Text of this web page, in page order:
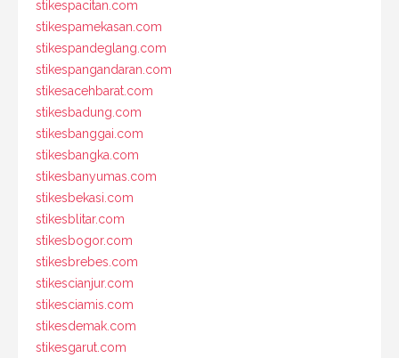
stikespacitan.com
stikespamekasan.com
stikespandeglang.com
stikespangandaran.com
stikesacehbarat.com
stikesbadung.com
stikesbanggai.com
stikesbangka.com
stikesbanyumas.com
stikesbekasi.com
stikesblitar.com
stikesbogor.com
stikesbrebes.com
stikescianjur.com
stikesciamis.com
stikesdemak.com
stikesgarut.com